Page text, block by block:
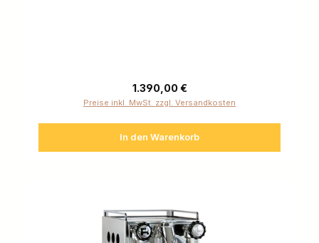
Regulärer Preis:
1.390,00 €
Preise inkl. MwSt. zzgl. Versandkosten
In den Warenkorb